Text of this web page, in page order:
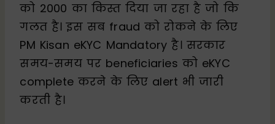
को ₹2000 का किस्त दिया जा रहा है जो कि
गलत है। इस सब fraud को रोकने के लिए
PM Kisan eKYC Mandatory है। सरकार
समय-समय पर beneficiaries को eKYC
complete करने के लिए alert भी जारी
करती है।